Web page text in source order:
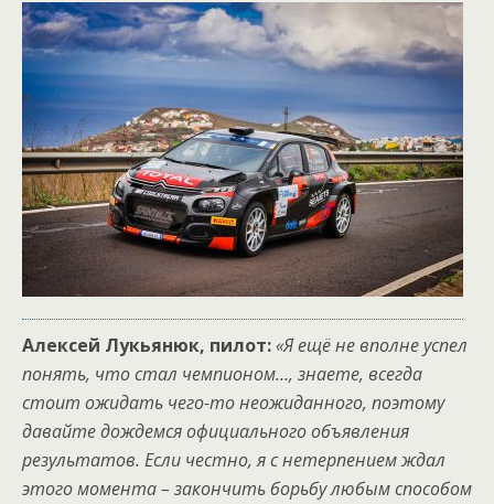
Алексей Лукьянюк, пилот:«Я ещё не вполне успел
понять, что стал чемпионом…, знаете, всегда
стоит ожидать чего-то неожиданного, поэтому
давайте дождемся официального объявления
результатов. Если честно, я с нетерпением ждал
этого момента – закончить борьбу любым способом